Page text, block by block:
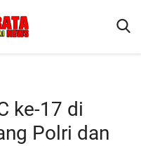
ke-17 di
Polri dan